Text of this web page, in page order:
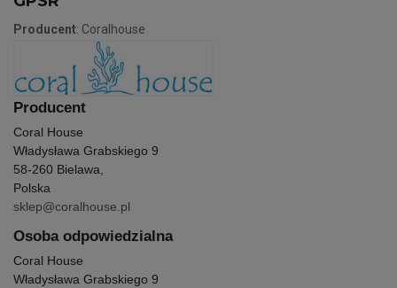
Producent: Coralhouse
Producent
Coral House
Władysława Grabskiego 9
58-260 Bielawa,
Polska
sklep@coralhouse.pl
Osoba odpowiedzialna
Coral House
Władysława Grabskiego 9